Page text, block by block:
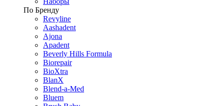
По Бренду
Revyline
Aashadent
Ajona
Apadent
Beverly Hills Formula
Biorepair
BioXtra
BlanX
Blend-a-Med
Bluem